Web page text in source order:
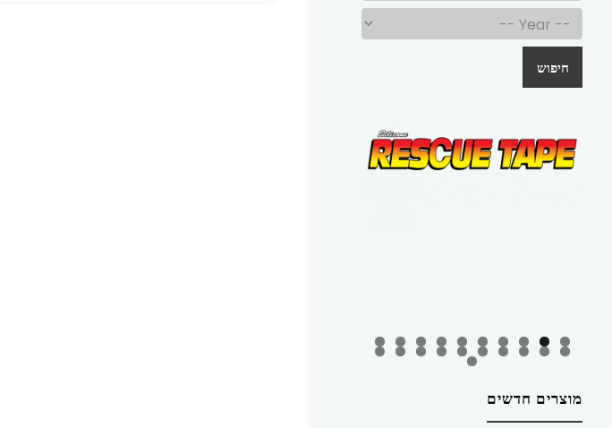
חיפוש
מוצרים חדשים